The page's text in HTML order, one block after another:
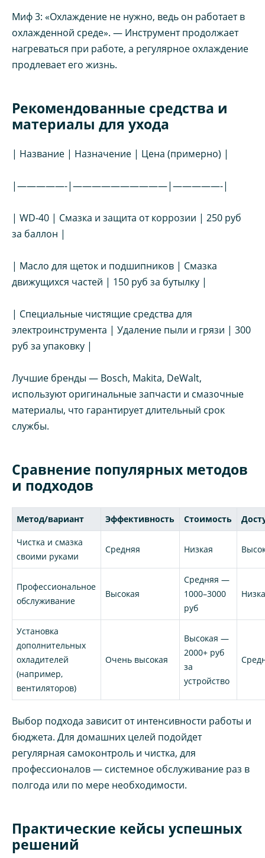
Миф 3: «Охлаждение не нужно, ведь он работает в
охлажденной среде». — Инструмент продолжает
нагреваться при работе, а регулярное охлаждение
продлевает его жизнь.
Рекомендованные средства и
материалы для ухода
| Название | Назначение | Цена (примерно) |
|—————-|——————————|—————-|
| WD-40 | Смазка и защита от коррозии | 250 руб
за баллон |
| Масло для щеток и подшипников | Смазка
движущихся частей | 150 руб за бутылку |
| Специальные чистящие средства для
электроинструмента | Удаление пыли и грязи | 300
руб за упаковку |
Лучшие бренды — Bosch, Makita, DeWalt,
используют оригинальные запчасти и смазочные
материалы, что гарантирует длительный срок
службы.
Сравнение популярных методов
и подходов
Метод/вариант Эффективность Стоимость
Чистка и смазка
своими руками
Средняя Низкая
Профессиональное
обслуживание
Высокая
Средняя —
1000–3000
руб
Установка
дополнительных
охладителей
(например,
вентиляторов)
Очень высокая
Высокая —
2000+ руб
за
устройство
Выбор подхода зависит от интенсивности работы и
бюджета. Для домашних целей подойдет
регулярная самоконтроль и чистка, для
профессионалов — системное обслуживание раз в
полгода или по мере необходимости.
Практические кейсы успешных
решений